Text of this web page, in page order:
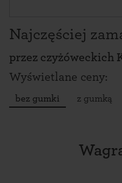
Najczęściej
przez czyżóweckich
Wyświetlane ceny:
bez gumki z gumką